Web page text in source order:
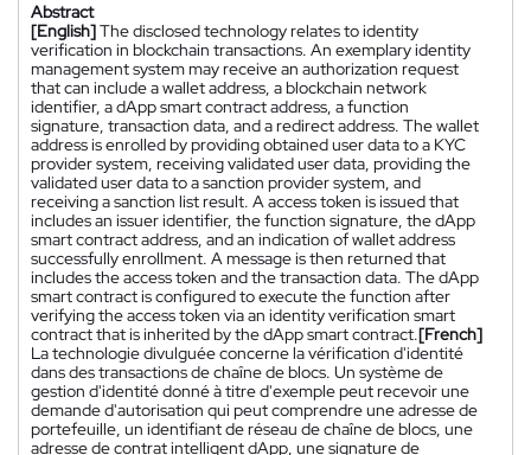
Abstract
[English]The disclosed technology relates to identity
verification in blockchain transactions. An exemplary identity
management system may receive an authorization request
that can include a wallet address, a blockchain network
identifier, a dApp smart contract address, a function
signature, transaction data, and a redirect address. The wallet
address is enrolled by providing obtained user data to a KYC
provider system, receiving validated user data, providing the
validated user data to a sanction provider system, and
receiving a sanction list result. A access token is issued that
includes an issuer identifier, the function signature, the dApp
smart contract address, and an indication of wallet address
successfully enrollment. A message is then returned that
includes the access token and the transaction data. The dApp
smart contract is configured to execute the function after
verifying the access token via an identity verification smart
contract that is inherited by the dApp smart contract.[French]
La technologie divulguée concerne la vérification d'identité
dans des transactions de chaîne de blocs. Un système de
gestion d'identité donné à titre d'exemple peut recevoir une
demande d'autorisation qui peut comprendre une adresse de
portefeuille, un identifiant de réseau de chaîne de blocs, une
adresse de contrat intelligent dApp, une signature de